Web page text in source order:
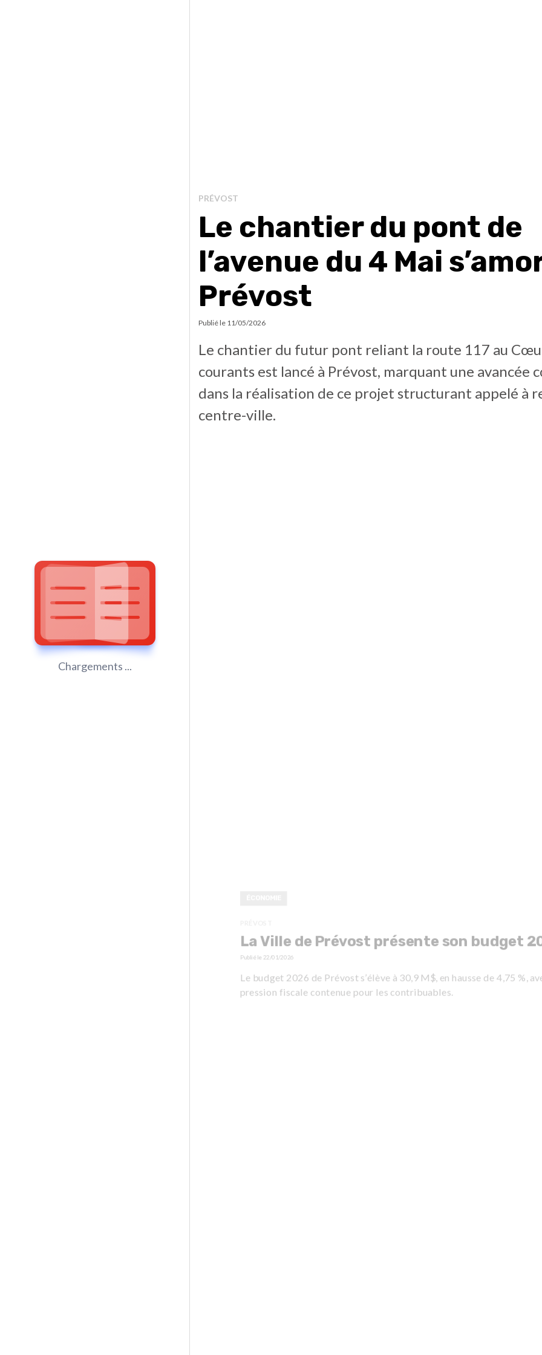
Chargements ...
PRÉVOST
Le chantier du pont de
l’avenue du 4 Mai
Prévost
Publié le 11/05/2026
Le chantier du futur pont reliant la route 117 au
courants est lancé à Prévost, marquant une avancée
dans la réalisation de ce projet structurant appelé à
centre-ville.
La Ville de Prévost présente son budget
Publié le 22/01/2026
Le budget 2026 de Prévost s’élève à 30,9 M$, en hausse de 4,75 %,
pression fiscale contenue pour les contribuables.